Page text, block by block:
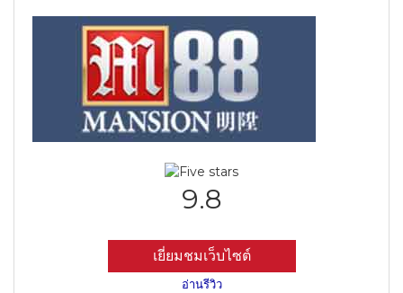
9.8
เยี่ยมชมเว็บไซต์
อ่านรีวิว